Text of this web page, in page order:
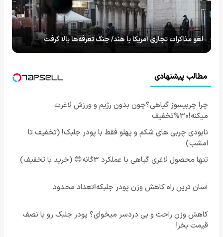
لغو مذاکرات تجاری آمریکا با هند/ جنگ تعرفه‌ها بالا گرفت
مطالب پیشنهادی
چرا چربیسوز گیاهی؟چون بدون رژیم و ورزش لاغرت
میکنه!30%تخفیف
نابودی چربی های شکم و پهلو فقط با پودر جلبک! (تخفیف تا
امشب)
تنها محصول لاغری گیاهی با عملکرد 3گانه😍 (خرید با تخفیف)
آسان ترین راه کاهش وزن پودر جلبکه!تعداد محدود
کاهش وزن راحت و بی دردسر میخوای؟ پودر جلبک رو با نصف
قیمت بخر!